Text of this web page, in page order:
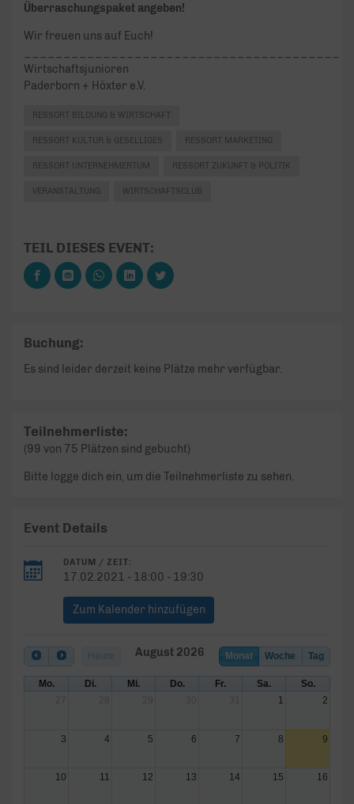
Überraschungspaket angeben!
Wir freuen uns auf Euch!
Wirtschaftsjunioren
Paderborn + Höxter e.V.
RESSORT BILDUNG & WIRTSCHAFT
RESSORT KULTUR & GESELLIGES RESSORT MARKETING
RESSORT UNTERNEHMERTUM RESSORT ZUKUNFT & POLITIK
VERANSTALTUNG WIRTSCHAFTSCLUB
TEIL DIESES EVENT:
Buchung:
Es sind leider derzeit keine Plätze mehr verfügbar.
Teilnehmerliste:
(99 von 75 Plätzen sind gebucht)
Bitte logge dich ein, um die Teilnehmerliste zu sehen.
Event Details
DATUM / ZEIT:
17.02.2021 - 18:00 - 19:30
Zum Kalender hinzufügen
Monat Woche Tag
August 2026
Mo. Di. Mi. Do. Fr. Sa.
So.
1 2
3 4 5 6 7 8 9
10 11 12 13 14 15 16